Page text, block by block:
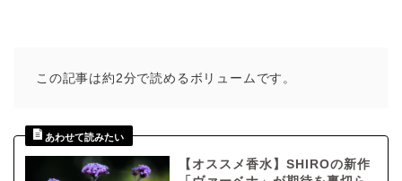
この記事は約2分で読めるボリュームです。
【オススメ香水】SHIROの新作